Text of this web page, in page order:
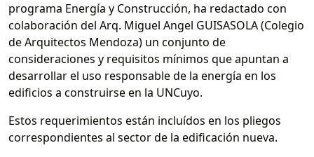
programa Energía y Construcción, ha redactado con
colaboración del Arq. Miguel Angel GUISASOLA (Colegio
de Arquitectos Mendoza) un conjunto de
consideraciones y requisitos mínimos que apuntan a
desarrollar el uso responsable de la energía en los
edificios a construirse en la UNCuyo.
Estos requerimientos están incluídos en los pliegos
correspondientes al sector de la edificación nueva.